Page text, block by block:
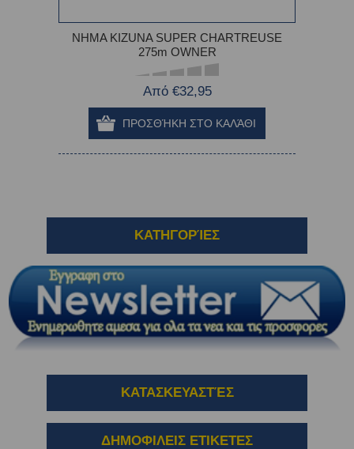
ΝΗΜΑ KIZUNA SUPER CHARTREUSE
275m OWNER
Από €32,95
ΚΑΤΗΓΟΡΊΕΣ
ΚΑΤΑΣΚΕΥΑΣΤΈΣ
ΔΗΜΟΦΙΛΕΙΣ ΕΤΙΚΕΤΕΣ